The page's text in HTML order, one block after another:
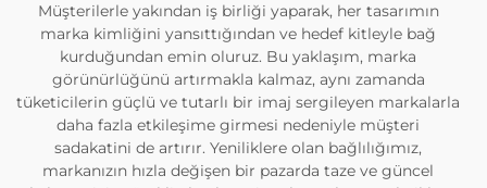
Müşterilerle yakından iş birliği yaparak, her tasarımın
marka kimliğini yansıttığından ve hedef kitleyle bağ
kurduğundan emin oluruz. Bu yaklaşım, marka
görünürlüğünü artırmakla kalmaz, aynı zamanda
tüketicilerin güçlü ve tutarlı bir imaj sergileyen markalarla
daha fazla etkileşime girmesi nedeniyle müşteri
sadakatini de artırır. Yeniliklere olan bağlılığımız,
markanızın hızla değişen bir pazarda taze ve güncel